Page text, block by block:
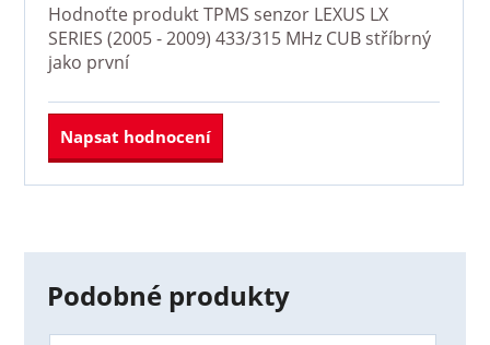
Hodnoťte produktTPMS senzor LEXUS LX
SERIES (2005 - 2009) 433/315 MHz CUB stříbrný
jako první
Napsat hodnocení
Podobné produkty